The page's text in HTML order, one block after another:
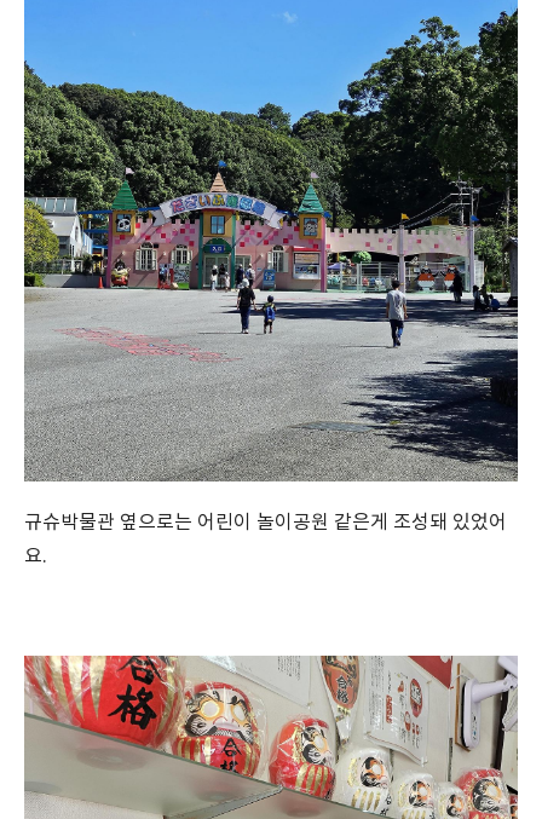
규슈박물관 옆으로는 어린이 놀이공원 같은게 조성돼 있었어
요.